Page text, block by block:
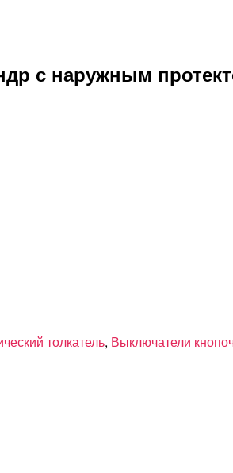
с наружным
толкатель, Выключатели